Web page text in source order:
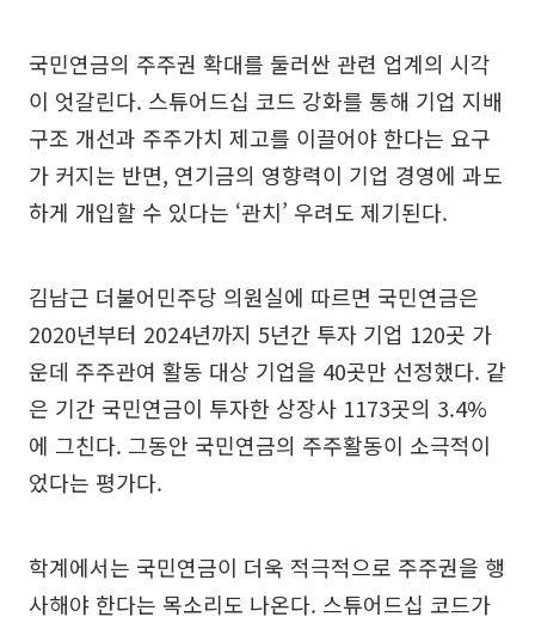
국민연금의 주주권 확대를 둘러싼 관련 업계의 시각
이 엇갈린다. 스튜어드십 코드 강화를 통해 기업 지배
구조 개선과 주주가치 제고를 이끌어야 한다는 요구
가 커지는 반면, 연기금의 영향력이 기업 경영에 과도
하게 개입할 수 있다는 ‘관치’ 우려도 제기된다.
김남근 더불어민주당 의원실에 따르면 국민연금은
2020년부터 2024년까지 5년간 투자 기업 120곳 가
운데 주주관여 활동 대상 기업을 40곳만 선정했다. 같
은 기간 국민연금이 투자한 상장사 1173곳의 3.4%
에 그친다. 그동안 국민연금의 주주활동이 소극적이
었다는 평가다.
학계에서는 국민연금이 더욱 적극적으로 주주권을 행
사해야 한다는 목소리도 나온다. 스튜어드십 코드가